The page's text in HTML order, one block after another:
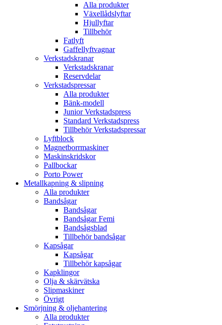
Alla produkter
Växellådslyftar
Hjullyftar
Tillbehör
Fatlyft
Gaffellyftvagnar
Verkstadskranar
Verkstadskranar
Reservdelar
Verkstadspressar
Alla produkter
Bänk-modell
Junior Verkstadspress
Standard Verkstadspress
Tillbehör Verkstadspressar
Lyftblock
Magnetborrmaskiner
Maskinskridskor
Pallbockar
Porto Power
Metallkapning & slipning
Alla produkter
Bandsågar
Bandsågar
Bandsågar Femi
Bandsågsblad
Tillbehör bandsågar
Kapsågar
Kapsågar
Tillbehör kapsågar
Kapklingor
Olja & skärvätska
Slipmaskiner
Övrigt
Smörjning & oljehantering
Alla produkter